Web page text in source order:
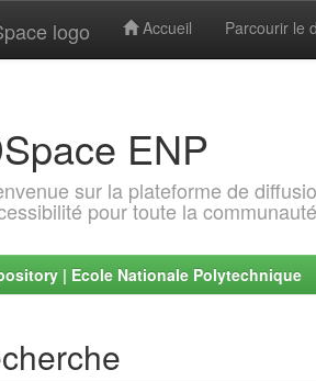
Accueil Parcourir le
ENP
sur la plateforme de
pour toute la
| Ecole Nationale Polytechnique